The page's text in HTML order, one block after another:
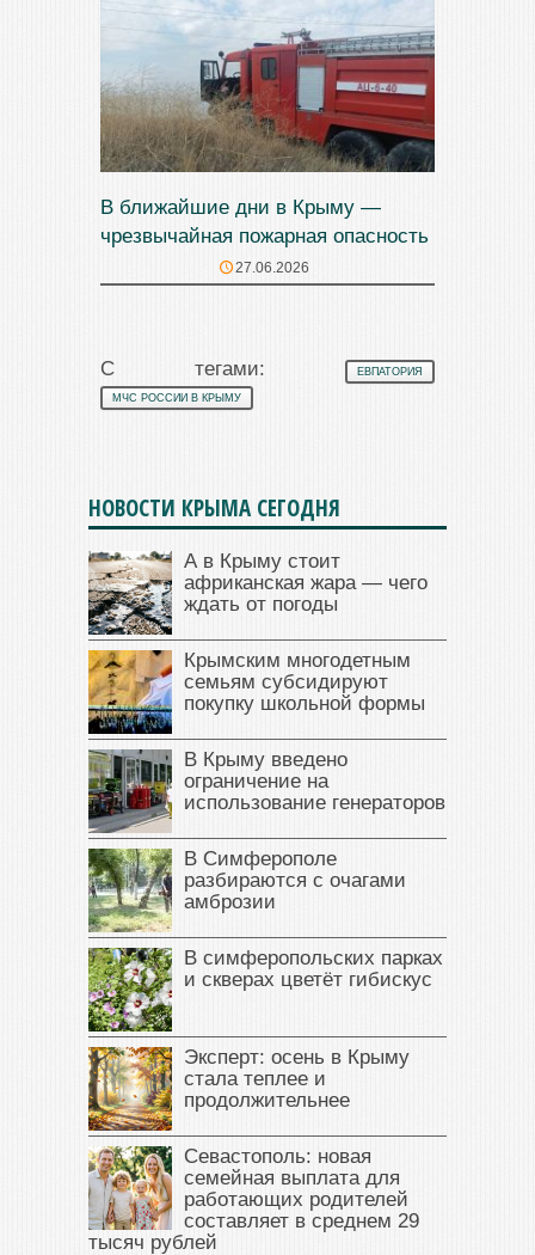
В ближайшие дни в Крыму —
чрезвычайная пожарная опасность
27.06.2026
С тегами: ЕВПАТОРИЯ
МЧС РОССИИ В КРЫМУ
НОВОСТИ КРЫМА СЕГОДНЯ
А в Крыму стоит
африканская жара — чего
ждать от погоды
Крымским многодетным
семьям субсидируют
покупку школьной формы
В Крыму введено
ограничение на
использование генераторов
В Симферополе
разбираются с очагами
амброзии
В симферопольских парках
и скверах цветёт гибискус
Эксперт: осень в Крыму
стала теплее и
продолжительнее
Севастополь: новая
семейная выплата для
работающих родителей
составляет в среднем 29
тысяч рублей